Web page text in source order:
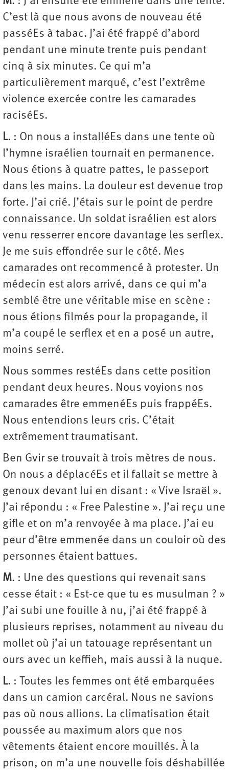
C’est là que nous avons de nouveau été
passéEs à tabac. J’ai été frappé d’abord
pendant une minute trente puis pendant
cinq à six minutes. Ce qui m’a
particulièrement marqué, c’est l’extrême
violence exercée contre les camarades
raciséEs.
L. : On nous a installéEs dans une tente où
l’hymne israélien tournait en permanence.
Nous étions à quatre pattes, le passeport
dans les mains. La douleur est devenue trop
forte. J’ai crié. J’étais sur le point de perdre
connaissance. Un soldat israélien est alors
venu resserrer encore davantage les serflex.
Je me suis effondrée sur le côté. Mes
camarades ont recommencé à protester. Un
médecin est alors arrivé, dans ce qui m’a
semblé être une véritable mise en scène :
nous étions filmés pour la propagande, il
m’a coupé le serflex et en a posé un autre,
moins serré.
Nous sommes restéEs dans cette position
pendant deux heures. Nous voyions nos
camarades être emmenéEs puis frappéEs.
Nous entendions leurs cris. C’était
extrêmement traumatisant.
Ben Gvir se trouvait à trois mètres de nous.
On nous a déplacéEs et il fallait se mettre à
genoux devant lui en disant : « Vive Israël ».
J’ai répondu : « Free Palestine ». J’ai reçu une
gifle et on m’a renvoyée à ma place. J’ai eu
peur d’être emmenée dans un couloir où des
personnes étaient battues.
M. : Une des questions qui revenait sans
cesse était : « Est-ce que tu es musulman ? »
J’ai subi une fouille à nu, j’ai été frappé à
plusieurs reprises, notamment au niveau du
mollet où j’ai un tatouage représentant un
ours avec un keffieh, mais aussi à la nuque.
L. : Toutes les femmes ont été embarquées
dans un camion carcéral. Nous ne savions
pas où nous allions. La climatisation était
poussée au maximum alors que nos
vêtements étaient encore mouillés. À la
prison, on m’a une nouvelle fois déshabillée